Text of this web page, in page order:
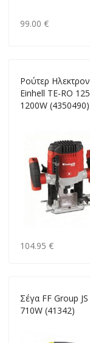
99.00 €
Ρούτερ
Einhell TE-RO
1200W (4350490)
104.95 €
Σέγα FF Group
710W (41342)